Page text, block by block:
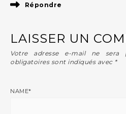
Répondre
LAISSER UN
Votre adresse e-mail ne sera
obligatoires sont indiqués avec *
NAME*